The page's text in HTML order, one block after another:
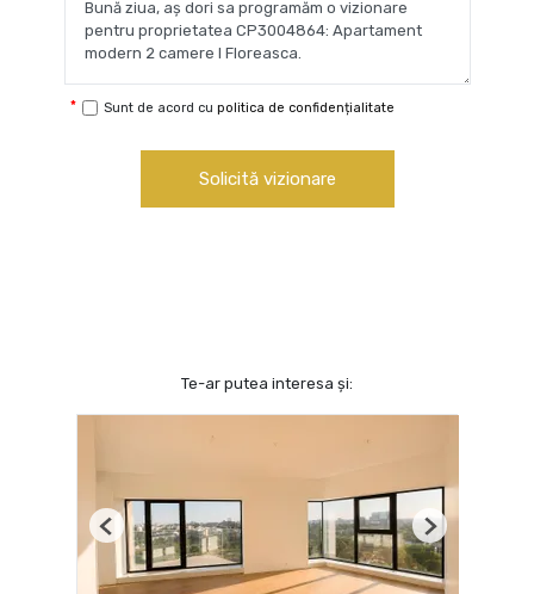
Sunt de acord cu politica de confidențialitate
Solicită vizionare
Te-ar putea interesa și:
Previous Next